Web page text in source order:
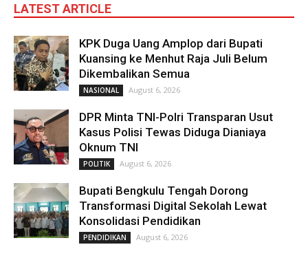
LATEST ARTICLE
KPK Duga Uang Amplop dari Bupati
Kuansing ke Menhut Raja Juli Belum
Dikembalikan Semua
NASIONAL August 6, 2026
DPR Minta TNI-Polri Transparan Usut
Kasus Polisi Tewas Diduga Dianiaya
Oknum TNI
POLITIK August 6, 2026
Bupati Bengkulu Tengah Dorong
Transformasi Digital Sekolah Lewat
Konsolidasi Pendidikan
PENDIDIKAN August 6, 2026